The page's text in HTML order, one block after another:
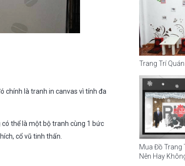
chính là tranh in canvas vì tính đa
thể là một bộ tranh cùng 1 bức
cổ vũ tinh thấn.
Trang Trí
Mua Đồ Trang
Nên Hay